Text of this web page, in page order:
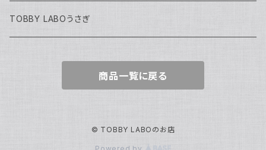
軌条あさま
濱口ハンナ生誕祭2026
わがなまワンマン
まるよ生誕2026
TOBBY LABOうさぎ
商品一覧に戻る
© TOBBY LABOのお店